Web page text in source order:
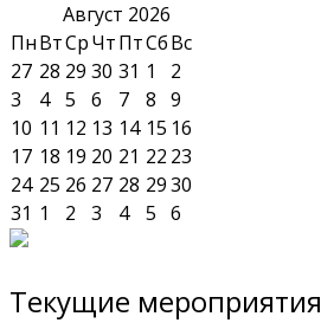
Август 2026
ПнВтСрЧтПтСбВс
27 28 29 30 31 1
2
3
4 5 6 7 8 9
10 11 12 13 14 15 16
17 18 19 20 21 22 23
24 25 26 27 28 2930
31 1 2 3 4 5 6
Текущие мероприятия